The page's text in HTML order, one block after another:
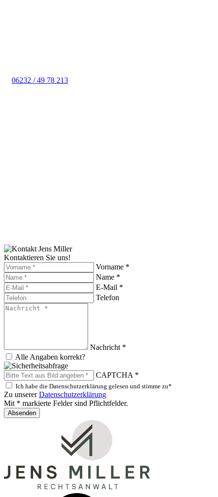
06232 / 49 78 213
Kontaktieren Sie uns!
Vorname *
Name *
E-Mail *
Telefon
Nachricht *
Alle Angaben korrekt?
CAPTCHA *
Ich habe die Datenschutzerklärung gelesen und stimme zu*
Zu unsererDatenschutzerklärung
Mit * markierte Felder sind Pflichtfelder.
Absenden